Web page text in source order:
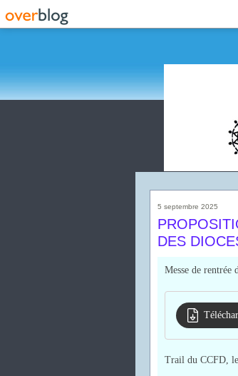
5 septembre 2025
DES
Messe de rentrée
Trail du CCFD,